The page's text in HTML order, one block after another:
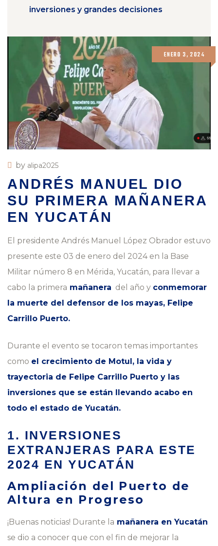
ENERO 3, 2024
by alipa2025
ANDRÉS MANUEL DIO
SU PRIMERA MAÑANERA
EN YUCATÁN
El presidente Andrés Manuel López Obrador estuvo
presente este 03 de enero del 2024 en la Base
Militar número 8 en Mérida, Yucatán, para llevar a
cabo la primera mañanera del año y conmemorar
la muerte del defensor de los mayas, Felipe
Carrillo Puerto.
Durante el evento se tocaron temas importantes
como el crecimiento de Motul, la vida y
trayectoria de Felipe Carrillo Puerto y las
inversiones que se están llevando acabo en
todo el estado de Yucatán.
1. INVERSIONES
EXTRANJERAS PARA ESTE
2024 EN YUCATÁN
Ampliación del Puerto de
Altura en Progreso
¡Buenas noticias! Durante la mañanera en Yucatán
se dio a conocer que con el fin de mejorar la
inversiones y grandes decisiones